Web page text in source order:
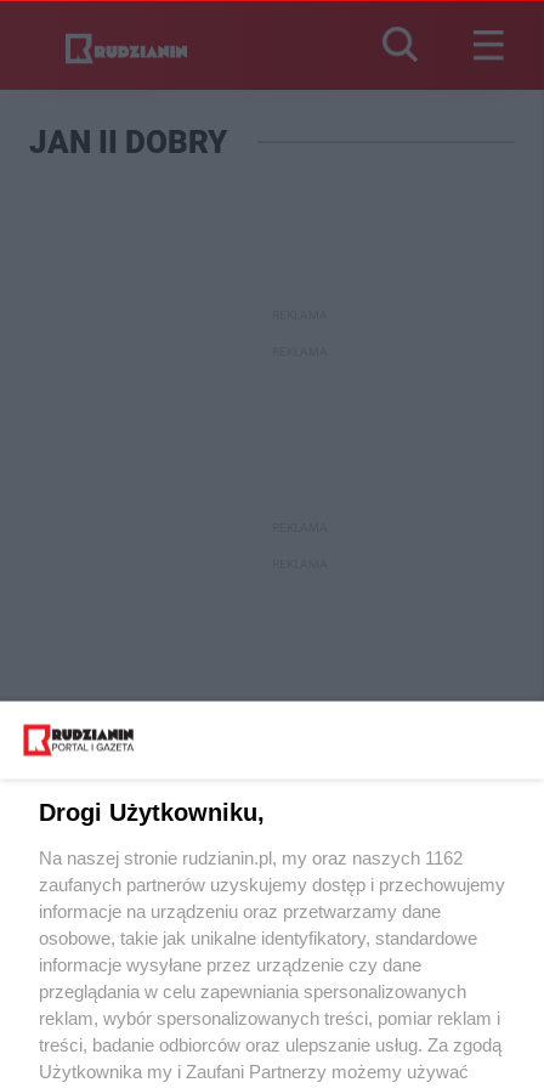
JAN II DOBRY
Wydawca mediów lokalnych
Nie zapomnij
zapoznać się z:
polityką prywatności regulamin korzystania z portali
Twojemiasto Skontaktuj sięz nami
Drogi Użytkowniku,
Na naszej stronie rudzianin.pl, my oraz naszych 1162
zaufanych partnerów uzyskujemy dostęp i przechowujemy
informacje na urządzeniu oraz przetwarzamy dane
osobowe, takie jak unikalne identyfikatory, standardowe
informacje wysyłane przez urządzenie czy dane
przeglądania w celu zapewniania spersonalizowanych
reklam, wybór spersonalizowanych treści, pomiar reklam i
treści, badanie odbiorców oraz ulepszanie usług. Za zgodą
Użytkownika my i Zaufani Partnerzy możemy używać